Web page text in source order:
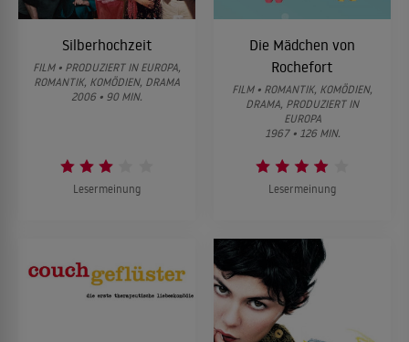
Silberhochzeit
FILM • PRODUZIERT IN EUROPA,
ROMANTIK, KOMÖDIEN, DRAMA
2006 • 90 MIN.
Lesermeinung
Die Mädchen von
Rochefort
FILM • ROMANTIK, KOMÖDIEN,
DRAMA, PRODUZIERT IN
EUROPA
1967 • 126 MIN.
Lesermeinung